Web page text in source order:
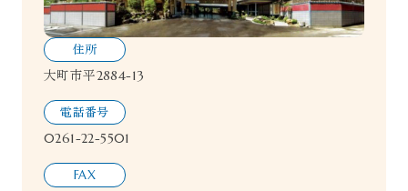
住所
大町市平2884-13
電話番号
0261-22-5501
FAX